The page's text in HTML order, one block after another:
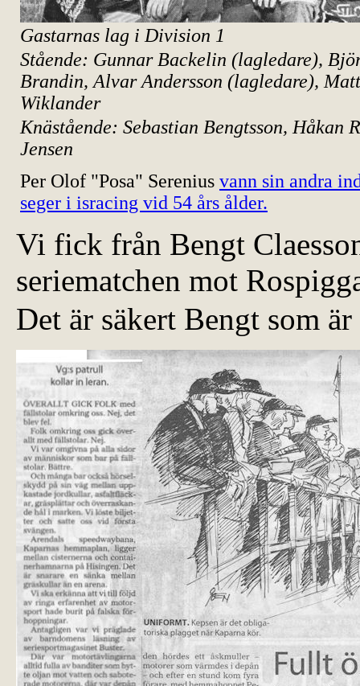
Gastarnas lag i Division 1
Stående: Gunnar Backelin (lagledare),
Brandin, Alvar Andersson (lagledare),
Wiklander
Knästående: Sebastian Bengtsson, Håkan
Jensen
Per Olof "Posa" Serenius vann sin andra
seger i isracing vid 54 års ålder.
Vi fick från Bengt
seriematchen mot
Det är säkert Bengt som